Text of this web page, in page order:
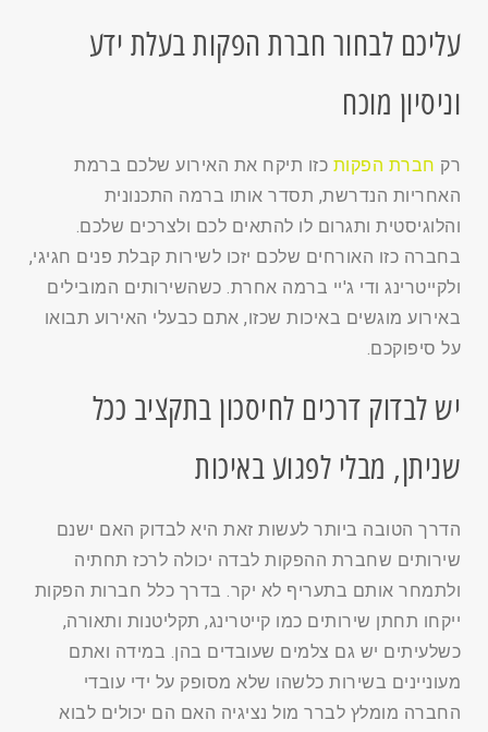
עליכם לבחור חברת הפקות בעלת ידע
וניסיון מוכח
רק חברת הפקות כזו תיקח את האירוע שלכם ברמת
האחריות הנדרשת, תסדר אותו ברמה התכנונית
והלוגיסטית ותגרום לו להתאים לכם ולצרכים שלכם.
בחברה כזו האורחים שלכם יזכו לשירות קבלת פנים חגיגי,
ולקייטרינג ודי ג'יי ברמה אחרת. כשהשירותים המובילים
באירוע מוגשים באיכות שכזו, אתם כבעלי האירוע תבואו
על סיפוקכם.
יש לבדוק דרכים לחיסכון בתקציב ככל
שניתן, מבלי לפגוע באיכות
הדרך הטובה ביותר לעשות זאת היא לבדוק האם ישנם
שירותים שחברת ההפקות לבדה יכולה לרכז תחתיה
ולתמחר אותם בתעריף לא יקר. בדרך כלל חברות הפקות
ייקחו תחתן שירותים כמו קייטרינג, תקליטנות ותאורה,
כשלעיתים יש גם צלמים שעובדים בהן. במידה ואתם
מעוניינים בשירות כלשהו שלא מסופק על ידי עובדי
החברה מומלץ לברר מול נציגיה האם הם יכולים לבוא